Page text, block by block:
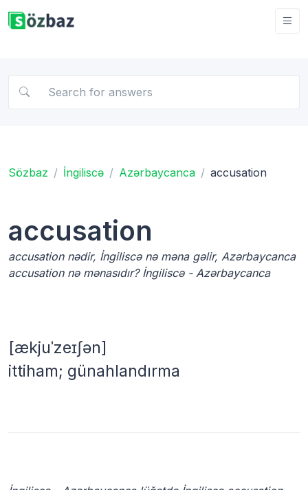
Sözbaz İngiliscə Azərbaycanca accusation
accusation
accusation nədir, İngiliscə nə məna gəlir, Azərbaycanca
accusation nə mənasıdır? İngiliscə - Azərbaycanca
[ækjuˈzeɪʃən]
ittiham; günahlandırma